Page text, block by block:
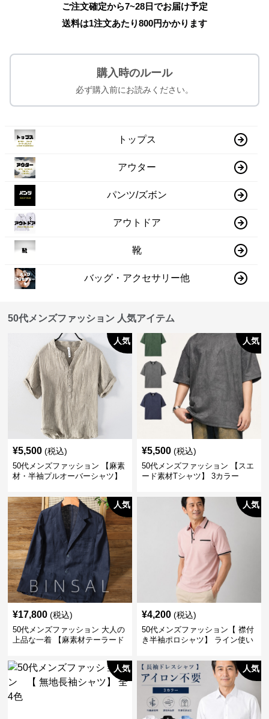
ご注文確定から7~28日でお届け予定
送料は1注文あたり800円かかります
購入時のルール
必ず購入前にお読みください。
トップス
アウター
パンツ/ズボン
アウトドア
靴
バッグ・アクセサリー他
50代メンズファッション 人気アイテム
人気
¥5,500 (税込)
50代メンズファッション 【麻素
材・半袖プルオーバーシャツ】
人気
¥5,500 (税込)
50代メンズファッション 【スエ
ード素材Tシャツ】 3カラー
人気
¥17,800 (税込)
50代メンズファッション 大人の
上品な一着 【麻素材テーラード
人気
¥4,200 (税込)
50代メンズファッション【 襟付
き半袖ポロシャツ】 ライン使い
人気 人気